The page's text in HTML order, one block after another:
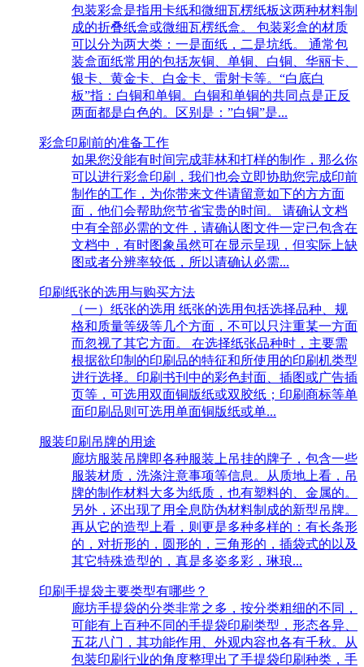
包装彩盒是指用卡纸和微细瓦楞纸板这两种材料制
成的折叠纸盒或微细瓦楞纸盒。 包装彩盒的材质
可以分为两大类：一是面纸，二是坑纸。 通常包
装盒面纸常用的包括灰铜、单铜、白铜、华丽卡、
银卡、黄金卡、白金卡、雷射卡等。“白底白
板”指：白铜和单铜。白铜和单铜的共同点是正反
两面都是白色的。区别是：”白铜”是...
彩盒印刷前的准备工作
如果您没能有时间完成菲林和打样的制作，那么你
可以进行彩盒印刷，我们也会立即协助您完成印前
制作的工作，为你带来文件请留意如下的方方面
面，他们会帮助您节省宝贵的时间。 请确认文档
中有全部必需的文件，请确认图文件一定已包含在
文档中，有时图象虽然可在显示呈现，但实际上缺
图或者分辨率较低，所以请确认必需...
印刷纸张的选用与购买方法
（一）纸张的选用 纸张的选用包括选择品种、规
格和质量等级等几个方面，不可以只注重某一方面
而忽视了其它方面。 在选择纸张品种时，主要需
根据欲印制的印刷品的特征和所使用的印刷机类型
进行选择。印刷书刊中的彩色封面、插图或广告插
页等，可选用双面铜版纸或双胶纸；印刷商标等单
面印刷品则可选用单面铜版纸或单...
服装印刷吊牌的用途
廊坊服装吊牌即各种服装上吊挂的牌子，包含一些
服装材质，洗涤注意事项等信息。从质地上看，吊
牌的制作材料大多为纸质，也有塑料的、金属的。
另外，还出现了用全息防伪材料制成的新型吊牌。
再从它的造型上看，则更是多种多样的：有长条形
的，对折形的，圆形的，三角形的，插袋式的以及
其它特殊造型的，真是多姿多彩，琳琅...
印刷手提袋主要类型有哪些？
廊坊手提袋的分类非常之多，按分类粗细的不同，
可能有上百种不同的手提袋印刷类型，形态各异、
五花八门，其功能作用、外观内容也各有千秋。从
包装印刷行业的角度整理出了手提袋印刷种类，手